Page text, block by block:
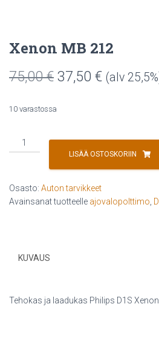
Xenon MB 212
75,00€ Alkuperäinen
75,00 €.
37,50 €Nykyinen
37,50 €.
(alv
10 varastossa
Xenon
MB
LISÄÄ OSTOSKORIIN
Osasto: Auton tarvikkeet
Avainsanat tuotteelle ajovalopolttimo
KUVAUS
Tehokas ja laadukas Philips D1S